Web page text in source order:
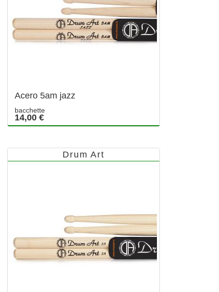
Acero 5am jazz
bacchette
14,00 €
Drum Art